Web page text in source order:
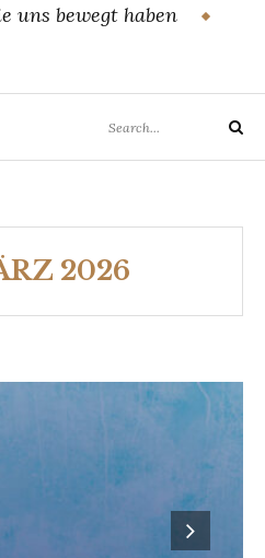
uns bewegt haben
for:
Search
2026